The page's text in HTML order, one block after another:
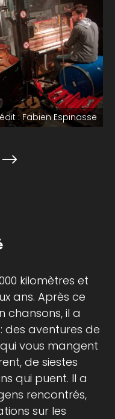
: Fabien Espinasse
kilomètres et
ans. Après ce
chansons, il a
des aventures de
vous mangent
de siestes
qui puent. Il a
rencontrés,
sur les